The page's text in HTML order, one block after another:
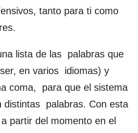
tanto para ti como
lista de las palabras que
en varios idiomas) y
coma, para que el sistema
distintas palabras. Con esta
partir del momento en el